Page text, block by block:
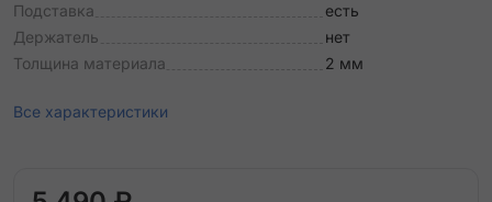
Подставка
есть
Держатель
нет
Толщина материала
2 мм
Все характеристики